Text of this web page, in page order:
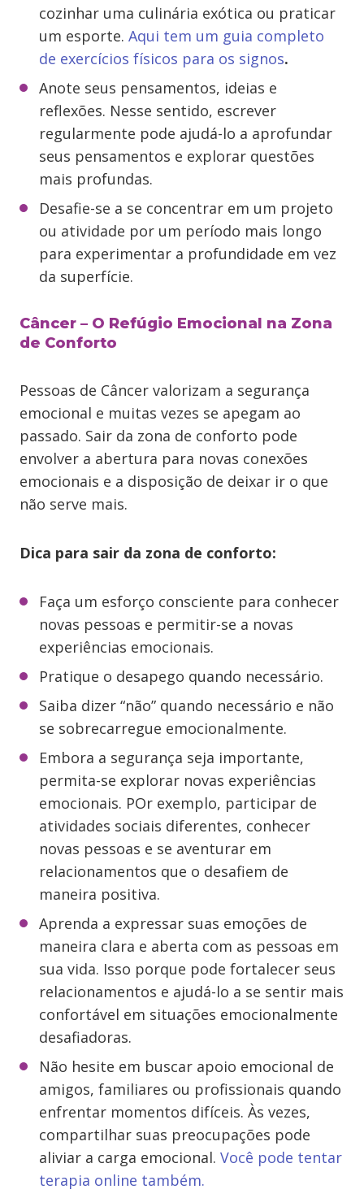
cozinhar uma culinária exótica ou praticar
um esporte. Aqui tem um guia completo
de exercícios físicos para os signos.
Anote seus pensamentos, ideias e
reflexões. Nesse sentido, escrever
regularmente pode ajudá-lo a aprofundar
seus pensamentos e explorar questões
mais profundas.
Desafie-se a se concentrar em um projeto
ou atividade por um período mais longo
para experimentar a profundidade em vez
da superfície.
Câncer – O Refúgio Emocional na Zona
de Conforto
Pessoas de Câncer valorizam a segurança
emocional e muitas vezes se apegam ao
passado. Sair da zona de conforto pode
envolver a abertura para novas conexões
emocionais e a disposição de deixar ir o que
não serve mais.
Dica para sair da zona de conforto:
Faça um esforço consciente para conhecer
novas pessoas e permitir-se a novas
experiências emocionais.
Pratique o desapego quando necessário.
Saiba dizer “não” quando necessário e não
se sobrecarregue emocionalmente.
Embora a segurança seja importante,
permita-se explorar novas experiências
emocionais. POr exemplo, participar de
atividades sociais diferentes, conhecer
novas pessoas e se aventurar em
relacionamentos que o desafiem de
maneira positiva.
Aprenda a expressar suas emoções de
maneira clara e aberta com as pessoas em
sua vida. Isso porque pode fortalecer seus
relacionamentos e ajudá-lo a se sentir mais
confortável em situações emocionalmente
desafiadoras.
Não hesite em buscar apoio emocional de
amigos, familiares ou profissionais quando
enfrentar momentos difíceis. Às vezes,
compartilhar suas preocupações pode
aliviar a carga emocional. Você pode tentar
terapia online também.